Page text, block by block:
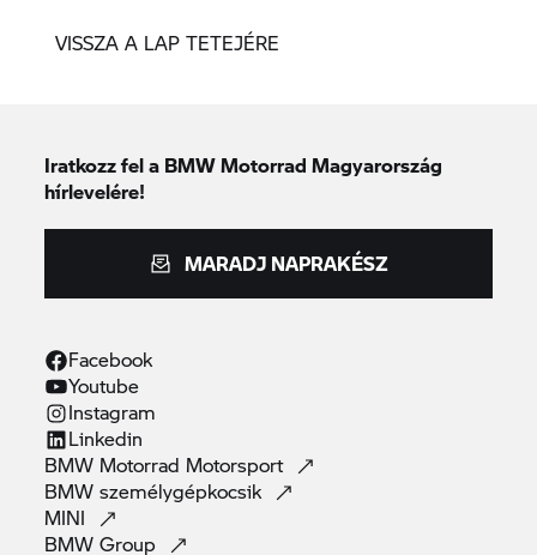
VISSZA A LAP TETEJÉRE
Iratkozz fel a BMW Motorrad Magyarország
hírlevelére!
MARADJ NAPRAKÉSZ
Facebook
Youtube
Instagram
Linkedin
BMW Motorrad Motorsport
BMWszemélygépkocsik
MINI
BMWGroup